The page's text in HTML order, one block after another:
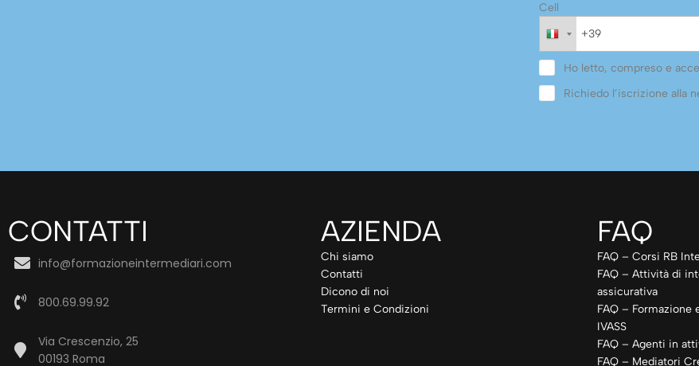
Cell
Ho letto, compreso e
Richiedo l’iscrizione alla
CONTATTI
info@formazioneintermediari.com
800.69.99.92
Via Crescenzio, 25
00193 Roma
AZIENDA
Chi siamo
Contatti
Dicono di noi
Termini e Condizioni
FAQ
FAQ – Corsi RB
FAQ – Attività di
assicurativa
FAQ – Formazione
IVASS
FAQ – Agenti in
FAQ – Mediatori